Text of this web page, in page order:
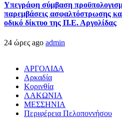
Υπεγράφη σύμβαση
παρεμβάσεις ασφαλτόστρωσης
οδικό δίκτυο της Π.Ε. Αργολίδας
24 ώρες ago admin
ΑΡΓΟΛΙΔΑ
Αρκαδία
Κορινθία
ΛΑΚΩΝΙΑ
ΜΕΣΣΗΝΙΑ
Περιφέρεια Πελοποννήσου